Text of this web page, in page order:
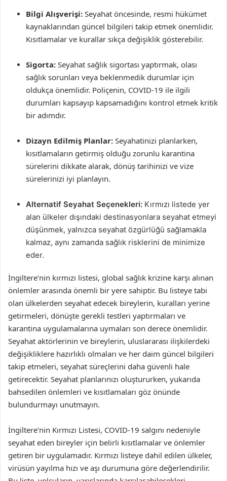
Bilgi Alışverişi: Seyahat öncesinde, resmi hükümet
kaynaklarından güncel bilgileri takip etmek önemlidir.
Kısıtlamalar ve kurallar sıkça değişiklik gösterebilir.
Sigorta: Seyahat sağlık sigortası yaptırmak, olası
sağlık sorunları veya beklenmedik durumlar için
oldukça önemlidir. Poliçenin, COVID-19 ile ilgili
durumları kapsayıp kapsamadığını kontrol etmek kritik
bir adımdır.
Dizayn Edilmiş Planlar: Seyahatinizi planlarken,
kısıtlamaların getirmiş olduğu zorunlu karantina
sürelerini dikkate alarak, dönüş tarihinizi ve vize
sürelerinizi iyi planlayın.
Alternatif Seyahat Seçenekleri: Kırmızı listede yer
alan ülkeler dışındaki destinasyonlara seyahat etmeyi
düşünmek, yalnızca seyahat özgürlüğü sağlamakla
kalmaz, aynı zamanda sağlık risklerini de minimize
eder.
İngiltere’nin kırmızı listesi, global sağlık krizine karşı alınan
önlemler arasında önemli bir yere sahiptir. Bu listeye tabi
olan ülkelerden seyahat edecek bireylerin, kuralları yerine
getirmeleri, dönüşte gerekli testleri yaptırmaları ve
karantina uygulamalarına uymaları son derece önemlidir.
Seyahat aktörlerinin ve bireylerin, uluslararası ilişkilerdeki
değişikliklere hazırlıklı olmaları ve her daim güncel bilgileri
takip etmeleri, seyahat süreçlerini daha güvenli hale
getirecektir. Seyahat planlarınızı oluştururken, yukarıda
bahsedilen önlemleri ve kısıtlamaları göz önünde
bulundurmayı unutmayın.
İngiltere’nin Kırmızı Listesi, COVID-19 salgını nedeniyle
seyahat eden bireyler için belirli kısıtlamalar ve önlemler
getiren bir uygulamadır. Kırmızı listeye dahil edilen ülkeler,
virüsün yayılma hızı ve aşı durumuna göre değerlendirilir.